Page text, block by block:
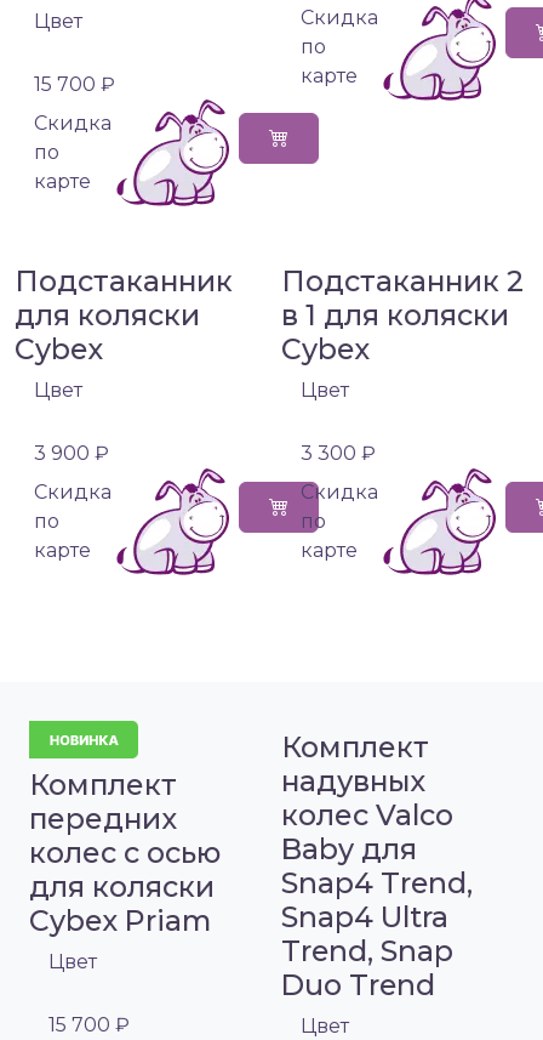
Цвет
15 700 ₽
Cкидка
по
карте
Cкидка
по
карте
Подстаканник
для коляски
Cybex
Цвет
3 900 ₽
Cкидка
по
карте
Подстаканник 2
в 1 для коляски
Cybex
Цвет
3 300 ₽
Cкидка
по
карте
Комплект
передних
колес с осью
для коляски
Cybex Priam
Цвет
15 700 ₽
Комплект
надувных
колес Valco
Baby для
Snap4 Trend,
Snap4 Ultra
Trend, Snap
Duo Trend
Цвет